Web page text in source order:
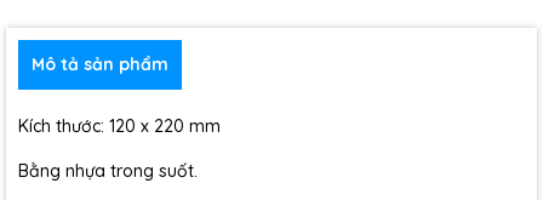
Mô tả sản phẩm
Kích thước: 120 x 220 mm
Bằng nhựa trong suốt.